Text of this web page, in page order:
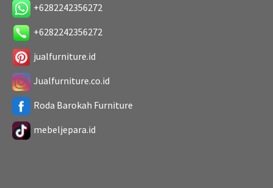
+6282242356272
+6282242356272
jualfurniture.id
Jualfurniture.co.id
Roda Barokah Furniture
mebeljepara.id